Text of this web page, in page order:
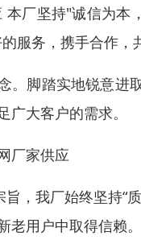
厂坚持"诚信为
服务，携手合作，
脚踏实地锐意进
大客户的需求。
厂家供应
，我厂始终坚持“
用户中取得信赖。